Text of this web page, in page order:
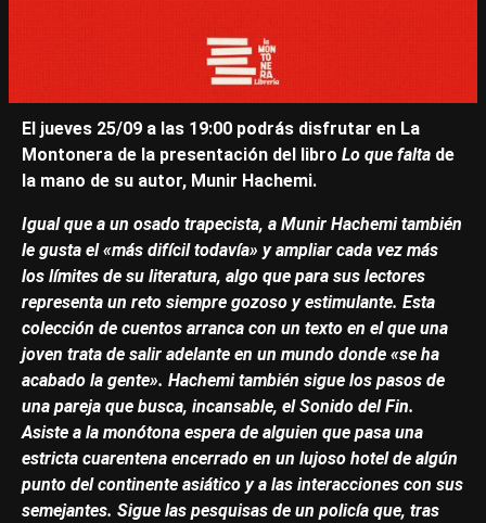
El jueves 25/09 a las 19:00 podrás disfrutar en La
Montonera de la presentación del libro Lo que falta de
la mano de su autor, Munir Hachemi.
Igual que a un osado trapecista, a Munir Hachemi también
le gusta el «más difícil todavía» y ampliar cada vez más
los límites de su literatura, algo que para sus lectores
representa un reto siempre gozoso y estimulante. Esta
colección de cuentos arranca con un texto en el que una
joven trata de salir adelante en un mundo donde «se ha
acabado la gente». Hachemi también sigue los pasos de
una pareja que busca, incansable, el Sonido del Fin.
Asiste a la monótona espera de alguien que pasa una
estricta cuarentena encerrado en un lujoso hotel de algún
punto del continente asiático y a las interacciones con sus
semejantes. Sigue las pesquisas de un policía que, tras